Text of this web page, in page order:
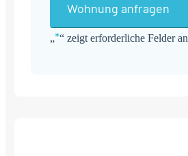
„*“ zeigt erforderliche Felder an
Wohnung anfragen